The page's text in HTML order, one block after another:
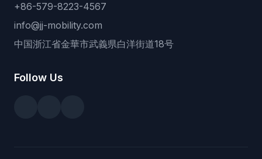
+86-579-8223-4567
info@jj-mobility.com
中国浙江省金華市武義県白洋街道18号
Follow Us